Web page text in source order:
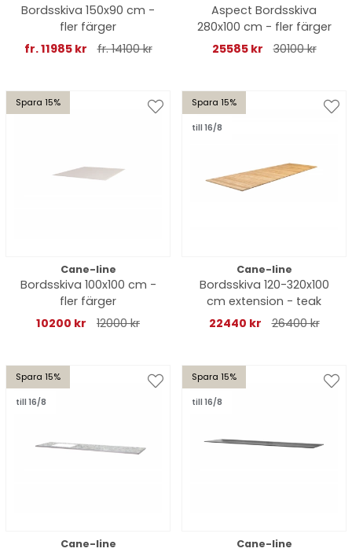
Bordsskiva 150x90 cm -
fler färger
fr. 11985 kr
fr. 14100 kr
Aspect Bordsskiva
280x100 cm - fler färger
25585 kr
30100 kr
Spara 15%
Cane-line
Bordsskiva 100x100 cm -
fler färger
10200 kr
12000 kr
Spara 15%
till 16/8
Cane-line
Bordsskiva 120-320x100
cm extension - teak
22440 kr
26400 kr
Spara 15%
till 16/8
Cane-line
Spara 15%
till 16/8
Cane-line